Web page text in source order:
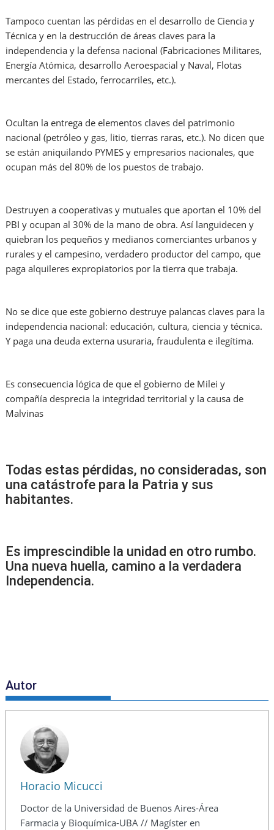
Tampoco cuentan las pérdidas en el desarrollo de Ciencia y
Técnica y en la destrucción de áreas claves para la
independencia y la defensa nacional (Fabricaciones Militares,
Energía Atómica, desarrollo Aeroespacial y Naval, Flotas
mercantes del Estado, ferrocarriles, etc.).
Ocultan la entrega de elementos claves del patrimonio
nacional (petróleo y gas, litio, tierras raras, etc.). No dicen que
se están aniquilando PYMES y empresarios nacionales, que
ocupan más del 80% de los puestos de trabajo.
Destruyen a cooperativas y mutuales que aportan el 10% del
PBI y ocupan al 30% de la mano de obra. Así languidecen y
quiebran los pequeños y medianos comerciantes urbanos y
rurales y el campesino, verdadero productor del campo, que
paga alquileres expropiatorios por la tierra que trabaja.
No se dice que este gobierno destruye palancas claves para la
independencia nacional: educación, cultura, ciencia y técnica.
Y paga una deuda externa usuraria, fraudulenta e ilegítima.
Es consecuencia lógica de que el gobierno de Milei y
compañía desprecia la integridad territorial y la causa de
Malvinas
Todas estas pérdidas, no consideradas, son
una catástrofe para la Patria y sus
habitantes.
Es imprescindible la unidad en otro rumbo.
Una nueva huella, camino a la verdadera
Independencia.
Autor
Horacio Micucci
Doctor de la Universidad de Buenos Aires-Área
Farmacia y Bioquímica-UBA // Magíster en